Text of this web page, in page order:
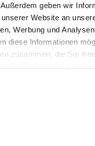
geben wir
Website an
Werbung und
diese Informationen
zusammen, die Sie
IN DEN WARENKORB
Sie ganz einfach an der